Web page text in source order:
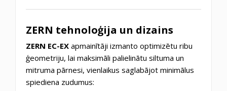
ZERN tehnoloģija un dizains
ZERN EC-EX apmainītāji izmanto optimizētu ribu
ģeometriju, lai maksimāli palielinātu siltuma un
mitruma pārnesi, vienlaikus saglabājot minimālus
spiediena zudumus: